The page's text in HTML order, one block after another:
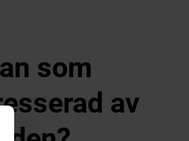
som
av